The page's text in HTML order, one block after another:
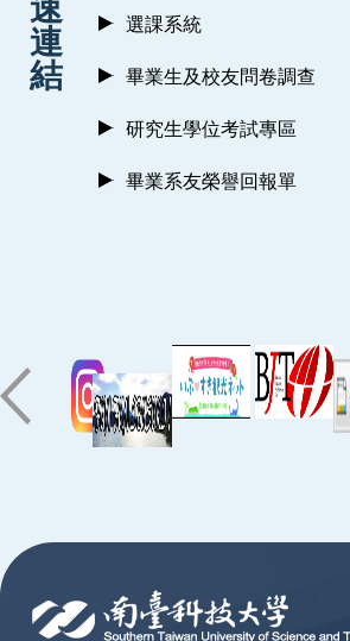
連
結
選課系統
畢業生及校友問卷調查
研究生學位考試專區
畢業系友榮譽回報單